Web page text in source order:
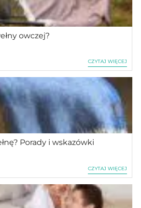
owczej?
CZYTAJ WIĘCEJ
Porady i wskazówki
CZYTAJ WIĘCEJ